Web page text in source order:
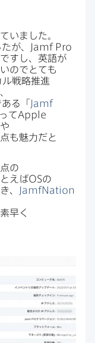
いました。
が、
Jamf Pro
すし、​英語が​
ので​とても​
ル戦略推進
る​「
Jamf
てApple
も​魅力だと​
の​
えばOSの​
、
JamfNation
早く​